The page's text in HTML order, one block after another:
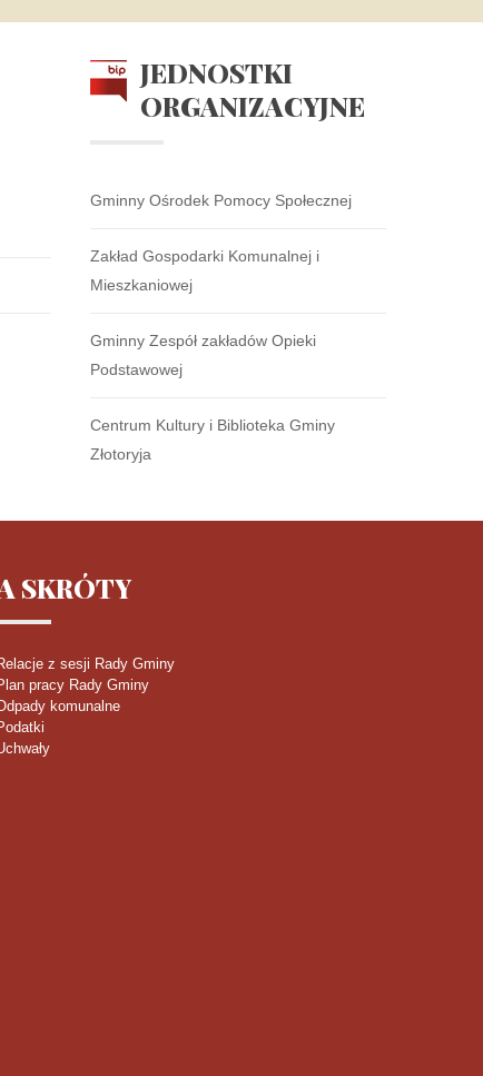
JEDNOSTKI
ORGANIZACYJNE
Gminny Ośrodek Pomocy Społecznej
Zakład Gospodarki Komunalnej i
Mieszkaniowej
Gminny Zespół zakładów Opieki
Podstawowej
Centrum Kultury i Biblioteka Gminy
Złotoryja
SKRÓTY
z sesji Rady Gminy
pracy Rady Gminy
komunalne